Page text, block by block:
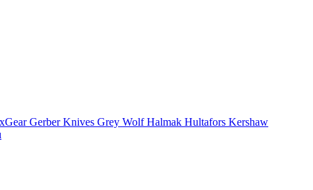
Gerber Knives Grey WolfHalmak Hultafors Kershaw